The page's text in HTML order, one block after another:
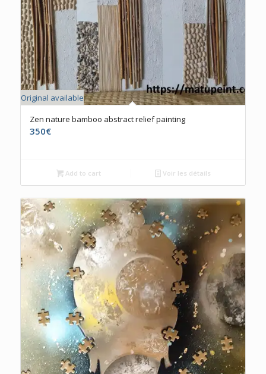
Original available
Zen nature bamboo abstract relief painting
350€
Add to cart Voir les détails